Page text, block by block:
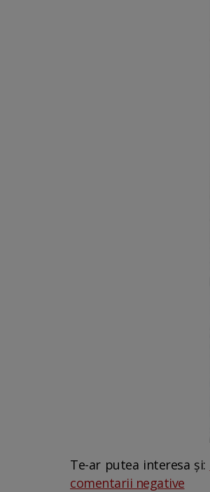
Te-ar putea interesa și:
comentarii negative